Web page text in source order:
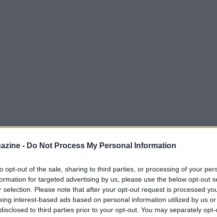
- Do Not Process My Personal Information
opt-out of the sale, sharing to third parties, or processing of your
for targeted advertising by us, please use the below opt-out
selection. Please note that after your opt-out request is processed
interest-based ads based on personal information utilized by us
to third parties prior to your opt-out. You may separately
conCharles Leclercsul gradino più alto
di scena e culminata dietro allasafety car .
per laFerrariche interrompe un